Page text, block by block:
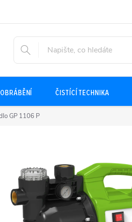
ČISTÍCÍ TECHNIKA
GP 1106 P